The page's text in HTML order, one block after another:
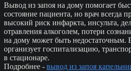
Вывод из запоя на дому помогает
состояние пациента, но врач всегда
высокий риск инфаркта, инсульта,
отравления алкоголем, потери
на дому может быть недостаточным.
организует госпитализацию,
в стационаре.
Подробнее - вывод из запоя